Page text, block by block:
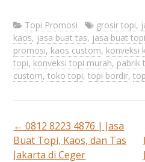
Topi Promosi grosir topi,
kaos, jasa buat tas, jasa buat topi
promosi, kaos custom, konveksi
topi, konveksi topi murah, pabrik
custom,toko topi,topi bordir,
Post
← 0812 8223 4876 | Jasa
Buat Topi, Kaos, dan Tas
Jakarta di Ceger